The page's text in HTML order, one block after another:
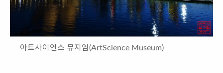
아트사이언스 뮤지엄(ArtScience Museum)